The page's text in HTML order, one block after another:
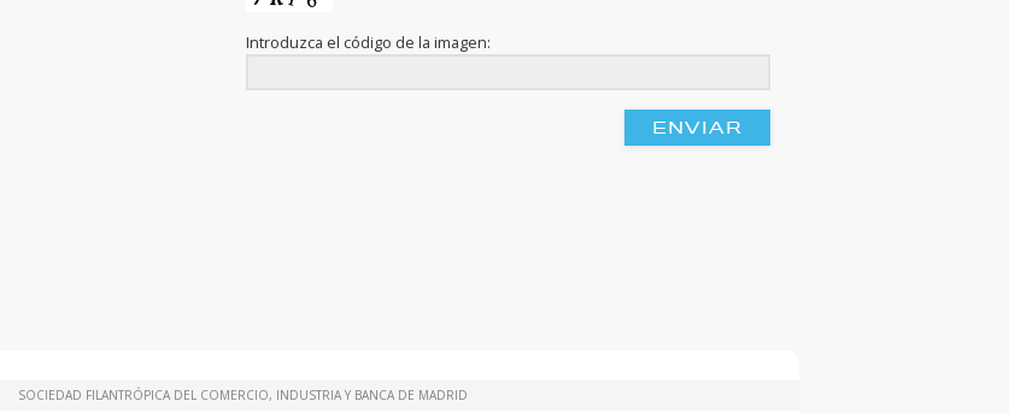
Introduzca el código de la imagen:
SOCIEDAD FILANTRÓPICA DEL COMERCIO, INDUSTRIA Y BANCA DE MADRID